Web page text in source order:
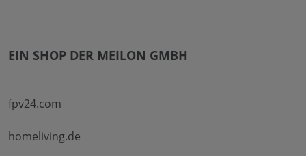
EIN SHOP DER MEILON GMBH
fpv24.com
homeliving.de